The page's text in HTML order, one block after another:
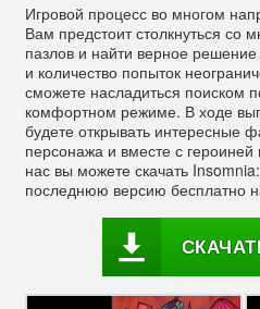
Игровой процесс во многом
Вам предстоит столкнуться со
пазлов и найти верное
и количество попыток
сможете насладиться поиском
комфортном режиме. В ходе
будете открывать интересные
персонажа и вместе с героиней
нас вы можете скачать
последнюю версию бесплатно